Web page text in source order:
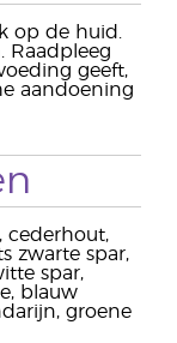
op de huid.
Raadpleeg
geeft,
aandoening
cederhout,
zwarte spar,
spar,
blauw
groene